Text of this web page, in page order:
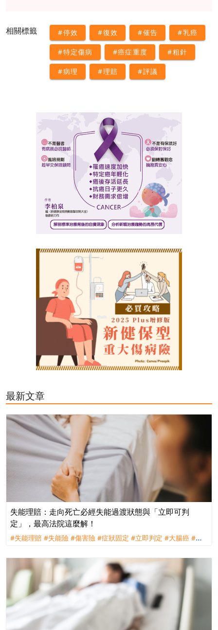
相關標籤 #停效 #復效 #催告 #乳癌
#特定傷病 #癌症重度 #粗針
#病理 #理賠 #評議
最新文章
失能理賠：走向死亡必經失能過渡狀態與「立即可判
定」，最高法院這麼解！
#失能理賠 #失能險 #傷害險 #症狀固定 #立即判定 #大腸癌 #理